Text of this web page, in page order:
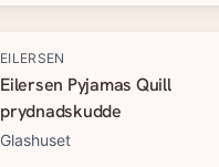
EILERSEN
Eilersen Pyjamas Quill
prydnadskudde
Glashuset